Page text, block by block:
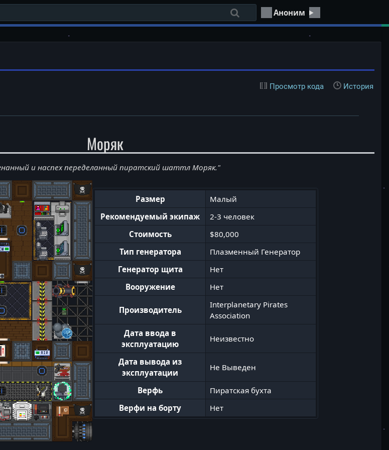
Аноним
Просмотр кода История
Моряк
и наспех переделанный пиратский шаттл Моряк."
Размер
Малый
Рекомендуемый экипаж
2-3 человек
Стоимость
$80,000
Тип генератора
Плазменный Генератор
Генератор щита
Нет
Вооружение
Нет
Производитель
Interplanetary Pirates
Association
Дата ввода в
эксплуатацию
Неизвестно
Дата вывода из
эксплуатации
Не Выведен
Верфь
Пиратская бухта
Верфи на борту
Нет